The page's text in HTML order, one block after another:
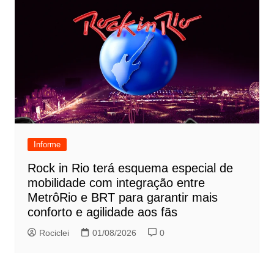
Informe
Rock in Rio terá esquema especial de
mobilidade com integração entre
MetrôRio e BRT para garantir mais
conforto e agilidade aos fãs
Rociclei 01/08/2026 0